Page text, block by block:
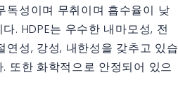
독성이며 무취이며 흡수율이 낮
다. HDPE는 우수한 내마모성, 전
연성, 강성, 내한성을 갖추고 있습
. 또한 화학적으로 안정되어 있으